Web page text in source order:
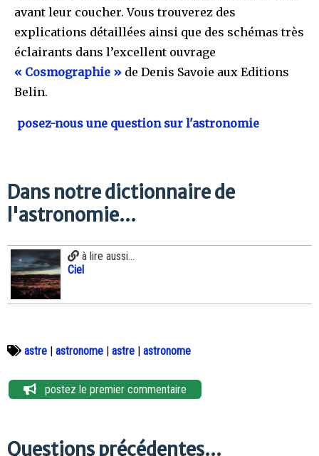
avant leur coucher. Vous trouverez des
explications détaillées ainsi que des schémas très
éclairants dans l’excellent ouvrage
« Cosmographie » de Denis Savoie aux Editions
Belin.
posez-nous une question sur l'astronomie
Dans notre dictionnaire de
l'astronomie...
à lire aussi...
Ciel
astre | astronome | astre | astronome
postez le premier commentaire
Questions précédentes...